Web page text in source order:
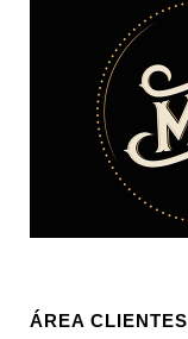
ÁREA CLIENTES